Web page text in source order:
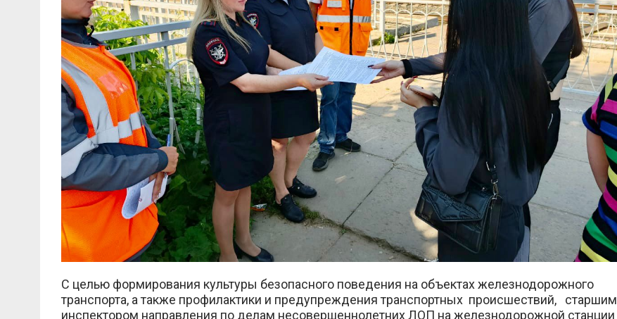
С целью формирования культуры безопасного поведения на объектах железнодорожного
транспорта, а также профилактики и предупреждения транспортных происшествий, старшим
инспектором направления по делам несовершеннолетних ЛОП на железнодорожной станции